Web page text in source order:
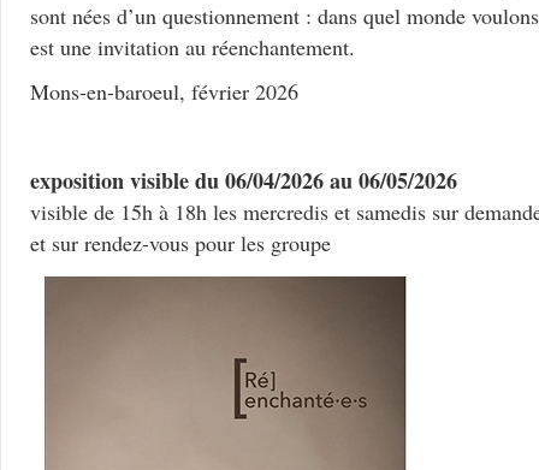
sont nées d’un questionnement : dans quel monde
est une invitation au réenchantement.
Mons-en-baroeul, février 2026
exposition visible du 06/04/2026 au 06/05/2026
visible de 15h à 18h les mercredis et samedis sur
et sur rendez-vous pour les groupe